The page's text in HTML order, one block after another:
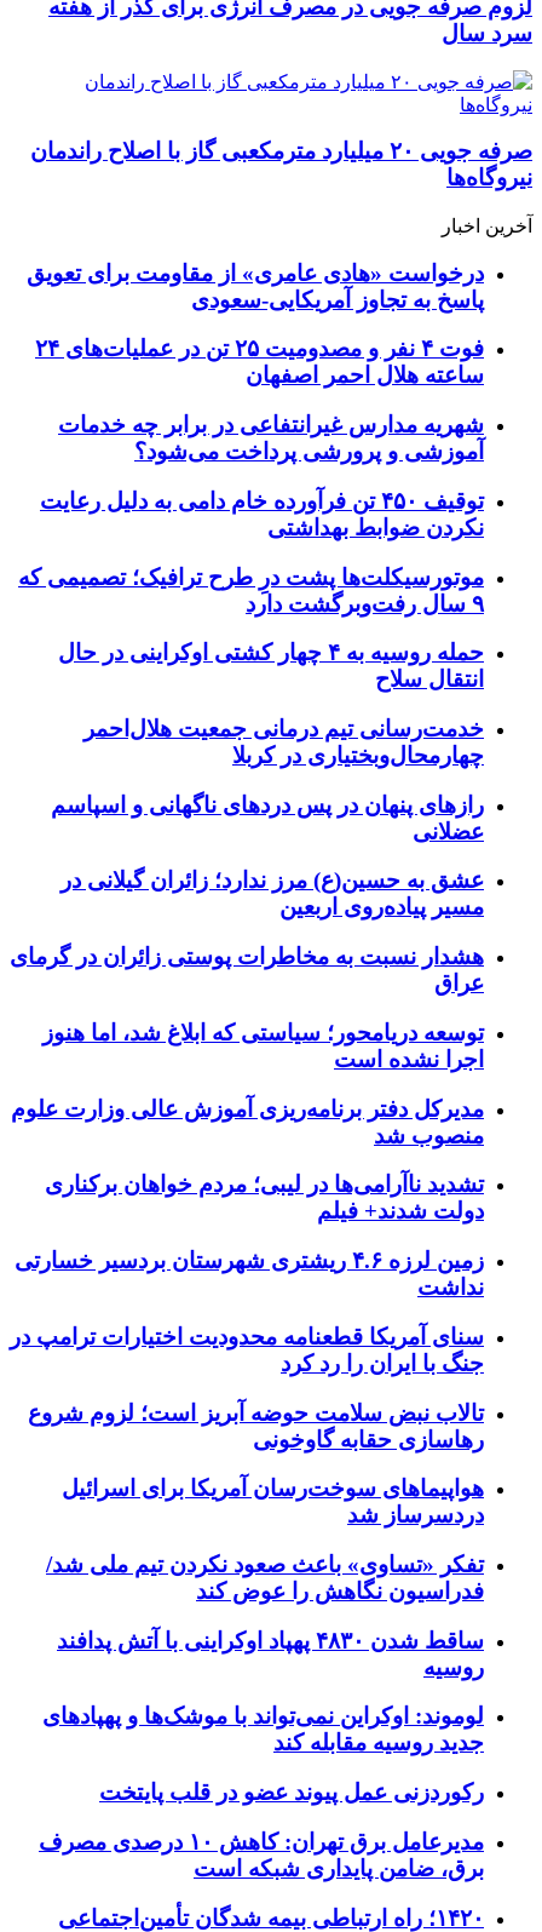
لزوم صرفه جویی در مصرف انرژی برای گذر از هفته
سرد سال
صرفه جویی ۲۰ میلیارد مترمکعبی گاز با اصلاح راندمان
نیروگاه‌ها
آخرین اخبار
درخواست «هادی عامری» از مقاومت برای تعویق
پاسخ به تجاوز آمریکایی-سعودی
فوت ۴ نفر و مصدومیت ۲۵ تن در عملیات‌های ۲۴
ساعته هلال احمر اصفهان
شهریه مدارس غیرانتفاعی در برابر چه خدمات
آموزشی و پرورشی پرداخت می‌شود؟
توقیف ۴۵۰ تن فرآورده خام دامی به دلیل رعایت
نکردن ضوابط بهداشتی
موتورسیکلت‌ها پشت درِ طرح ترافیک؛ تصمیمی که
۹ سال رفت‌وبرگشت دارد
حمله روسیه به ۴ چهار کشتی اوکراینی در حال
انتقال سلاح
خدمت‌رسانی تیم درمانی جمعیت هلال‌احمر
چهارمحال‌وبختیاری در کربلا
رازهای پنهان در پس دردهای ناگهانی و اسپاسم
عضلانی
عشق به حسین(ع) مرز ندارد؛ زائران گیلانی در
مسیر پیاده‌روی اربعین
هشدار نسبت به مخاطرات پوستی زائران در گرمای
عراق
توسعه دریامحور؛ سیاستی که ابلاغ شد، اما هنوز
اجرا نشده است
مدیرکل دفتر برنامه‌ریزی آموزش عالی وزارت علوم
منصوب شد
تشدید ناآرامی‌ها در لیبی؛ مردم خواهان برکناری
دولت شدند+ فیلم
زمین لرزه ۴.۶ ریشتری شهرستان بردسیر خسارتی
نداشت
سنای آمریکا قطعنامه محدودیت اختیارات ترامپ در
جنگ با ایران را رد کرد
تالاب نبض سلامت حوضه آبریز است؛ لزوم شروع
رهاسازی حقابه گاوخونی
هواپیماهای سوخت‌رسان آمریکا برای اسرائیل
دردسرساز شد
تفکر «تساوی» باعث صعود نکردن تیم ملی شد/
فدراسیون نگاهش را عوض کند
ساقط شدن ۴۸۳۰ پهپاد اوکراینی با آتش پدافند
روسیه
لوموند: اوکراین نمی‌تواند با موشک‌ها و پهپادهای
جدید روسیه مقابله کند
رکوردزنی عمل پیوند عضو در قلب پایتخت
مدیرعامل برق تهران: کاهش ۱۰ درصدی مصرف
برق، ضامن پایداری شبکه است
۱۴۲۰؛ راه ارتباطی بیمه شدگان تأمین‌اجتماعی